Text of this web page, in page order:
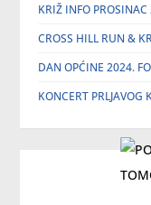
KRIŽ INFO
CROSS HILL RUN &
DAN OPĆINE 2024.
KONCERT